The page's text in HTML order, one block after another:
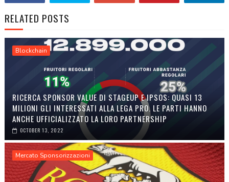
RELATED POSTS
Blockchain
RICERCA SPONSOR VALUE DI STAGEUP E IPSOS: QUASI 13
MILIONI GLI INTERESSATI ALLA LEGA PRO. LE PARTI HANNO
ANCHE UFFICIALIZZATO LA LORO PARTNERSHIP
OCTOBER 13, 2022
Mercato Sponsorizzazioni